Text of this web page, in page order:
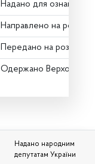
Надано для
Направлено на
Передано на розгляд
Одержано Верховною
Надано народним
депутатам України